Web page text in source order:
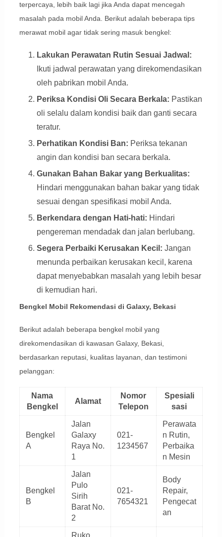
terpercaya, lebih baik lagi jika Anda dapat mencegah
masalah pada mobil Anda. Berikut adalah beberapa tips
merawat mobil agar tidak sering masuk bengkel:
Lakukan Perawatan Rutin Sesuai Jadwal:
Ikuti jadwal perawatan yang direkomendasikan
oleh pabrikan mobil Anda.
Periksa Kondisi Oli Secara Berkala: Pastikan
oli selalu dalam kondisi baik dan ganti secara
teratur.
Perhatikan Kondisi Ban: Periksa tekanan
angin dan kondisi ban secara berkala.
Gunakan Bahan Bakar yang Berkualitas:
Hindari menggunakan bahan bakar yang tidak
sesuai dengan spesifikasi mobil Anda.
Berkendara dengan Hati-hati: Hindari
pengereman mendadak dan jalan berlubang.
Segera Perbaiki Kerusakan Kecil: Jangan
menunda perbaikan kerusakan kecil, karena
dapat menyebabkan masalah yang lebih besar
di kemudian hari.
Bengkel Mobil Rekomendasi di Galaxy, Bekasi
Berikut adalah beberapa bengkel mobil yang
direkomendasikan di kawasan Galaxy, Bekasi,
berdasarkan reputasi, kualitas layanan, dan testimoni
pelanggan:
Nama
Bengkel
Alamat
Nomor
Telepon
Spesiali
sasi
Bengkel
A
Jalan
Galaxy
Raya No.
1
021-
1234567
Perawata
n Rutin,
Perbaika
n Mesin
Bengkel
B
Jalan
Pulo
Sirih
Barat No.
2
021-
7654321
Body
Repair,
Pengecat
an